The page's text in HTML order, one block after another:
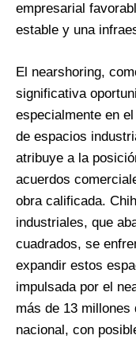
empresarial
estable y una
El nearshoring,
significativa
especialmente en
de espacios
atribuye a la
acuerdos
obra calificada.
industriales, que
cuadrados, se
expandir estos
impulsada por el
más de 13 millones
nacional, con